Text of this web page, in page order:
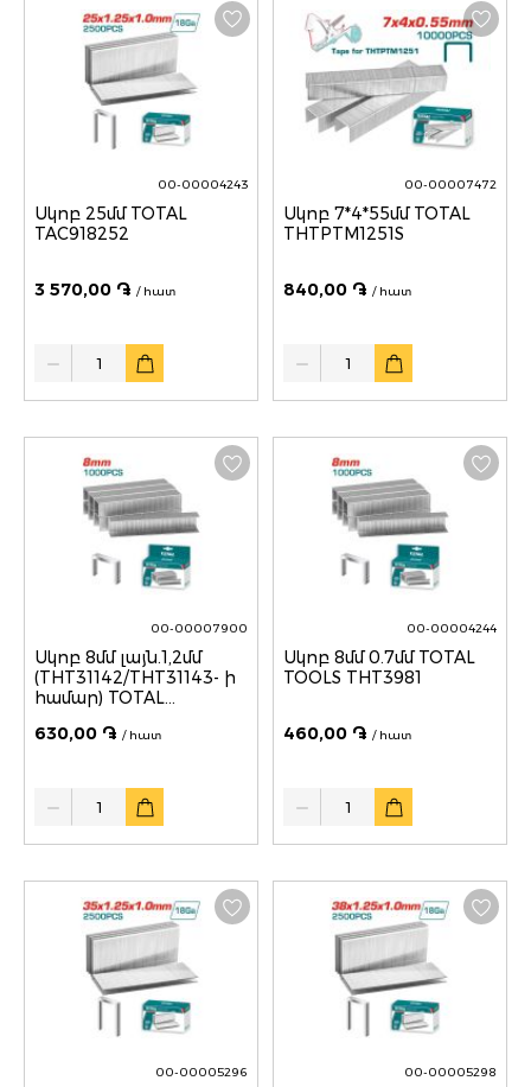
00-00004243
Սկոբ 25մմ TOTAL
TAC918252
3 570,00 ֏ / հատ
Quantity
00-00007472
Սկոբ 7*4*55մմ TOTAL
THTPTM1251S
840,00 ֏ / հատ
Quantity
00-00007900
Սկոբ 8մմ լայն.1,2մմ
(THT31142/THT31143- ի
համար) TOTAL
630,00 ֏ / հատ
Quantity
00-00004244
Սկոբ 8մմ 0.7մմ TOTAL
TOOLS THT3981
460,00 ֏ / հատ
Quantity
00-00005296 00-00005298